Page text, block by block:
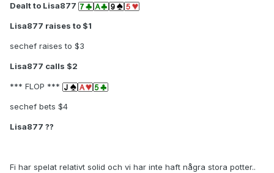
Dealt to Lisa877
Lisa877 raises to $1
sechef raises to $3
Lisa877 calls $2
*** FLOP ***
sechef bets $4
Lisa877 ??
Fi har spelat relativt solid och vi har inte haft några stora potter..